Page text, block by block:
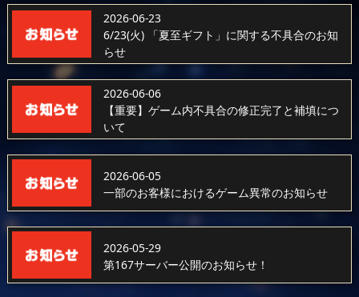
2026-06-23
6/23(火) 「夏至ギフト」に関する不具合のお知
らせ
2026-06-06
【重要】ゲーム内不具合の修正完了と補填につ
いて
2026-06-05
一部のお客様におけるゲーム異常のお知らせ
2026-05-29
第167サーバー公開のお知らせ！